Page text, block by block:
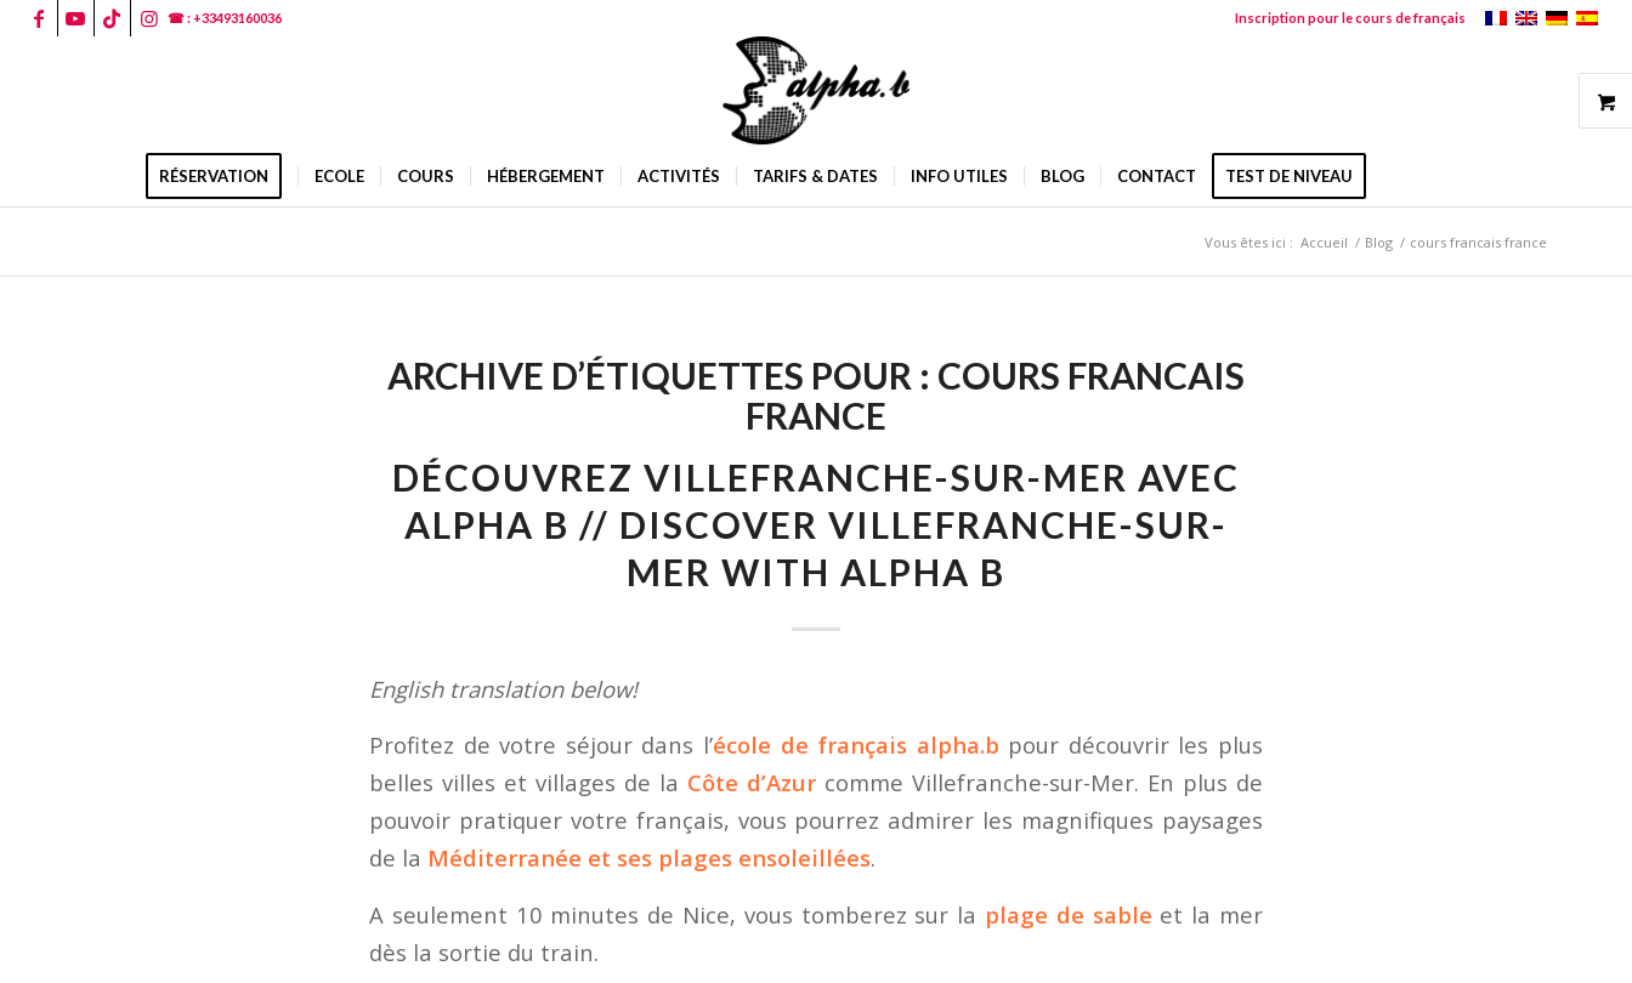
Inscription pour le cours de français
☎ : +33493160036
RÉSERVATION ECOLE COURS HÉBERGEMENT ACTIVITÉS TARIFS & DATES INFO UTILES BLOG CONTACT TEST DE NIVEAU
Vous êtes ici : Accueil / Blog / cours francais france
ARCHIVE D’ÉTIQUETTES POUR : COURS FRANCAIS
FRANCE
DÉCOUVREZ VILLEFRANCHE-SUR-MER AVEC
ALPHA B // DISCOVER VILLEFRANCHE-SUR-
MER WITH ALPHA B
English translation below!
Profitez de votre séjour dans l’école de français alpha.b pour découvrir les plus
belles villes et villages de la Côte d’Azur comme Villefranche-sur-Mer. En plus de
pouvoir pratiquer votre français, vous pourrez admirer les magnifiques paysages
de la Méditerranée et ses plages ensoleillées.
A seulement 10 minutes de Nice, vous tomberez sur la plage de sable et la mer
dès la sortie du train.